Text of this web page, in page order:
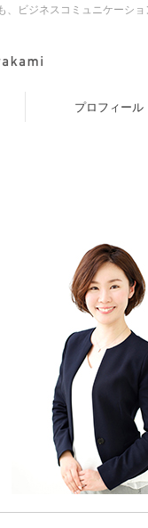
ビジネスコミュニケーシ
プロフィール